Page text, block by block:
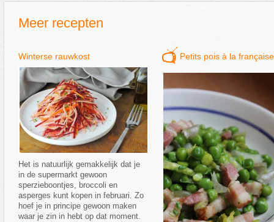
Meer recepten
Winterse rauwkost
Het is natuurlijk gemakkelijk dat je
in de supermarkt gewoon
sperzieboontjes, broccoli en
asperges kunt kopen in februari. Zo
hoef je in principe gewoon maken
waar je zin in hebt op dat moment.
Petits pois à la française